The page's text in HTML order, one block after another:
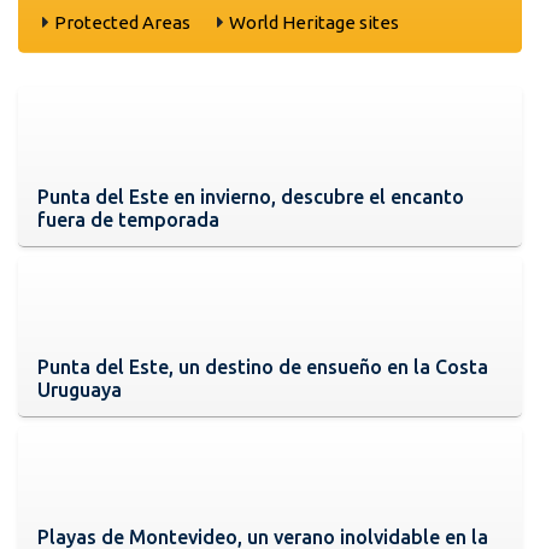
Protected Areas World Heritage sites
Punta del Este en invierno, descubre el encanto
fuera de temporada
Punta del Este, un destino de ensueño en la Costa
Uruguaya
Playas de Montevideo, un verano inolvidable en la